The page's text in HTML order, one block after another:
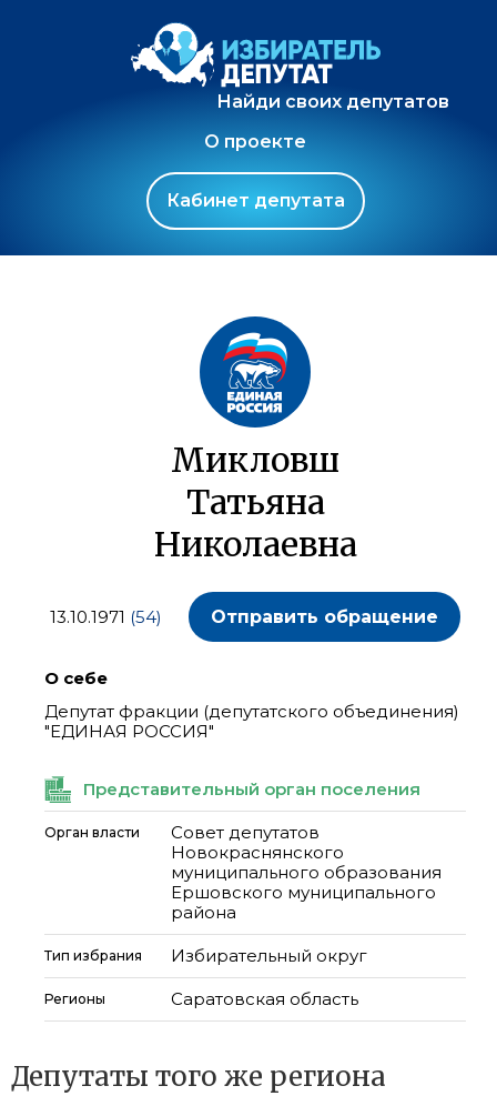
Найди своих депутатов
О проекте
Кабинет депутата
Микловш
Татьяна
Николаевна
13.10.1971 (54) Отправить обращение
О себе
Депутат фракции (депутатского объединения)
"ЕДИНАЯ РОССИЯ"
Представительный орган поселения
Орган власти
Совет депутатов
Новокраснянского
муниципального образования
Ершовского муниципального
района
Тип избрания Избирательный округ
Регионы Саратовская область
Депутаты того же региона